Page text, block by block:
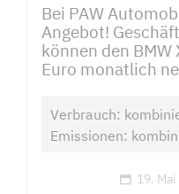
Bei PAW
Angebot!
können den BMW
Euro monatlich
Verbrauch:
Emissionen:
19.